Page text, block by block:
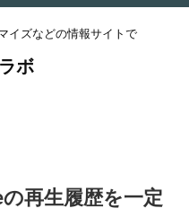
イズなどの情報サイトで
ボ
再生履歴を一定